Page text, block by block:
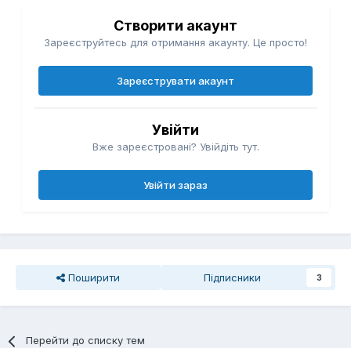
Створити акаунт
Зареєструйтесь для отримання акаунту. Це просто!
Зареєструвати акаунт
Увійти
Вже зареєстровані? Увійдіть тут.
Увійти зараз
Поширити Підписники 3
Перейти до списку тем